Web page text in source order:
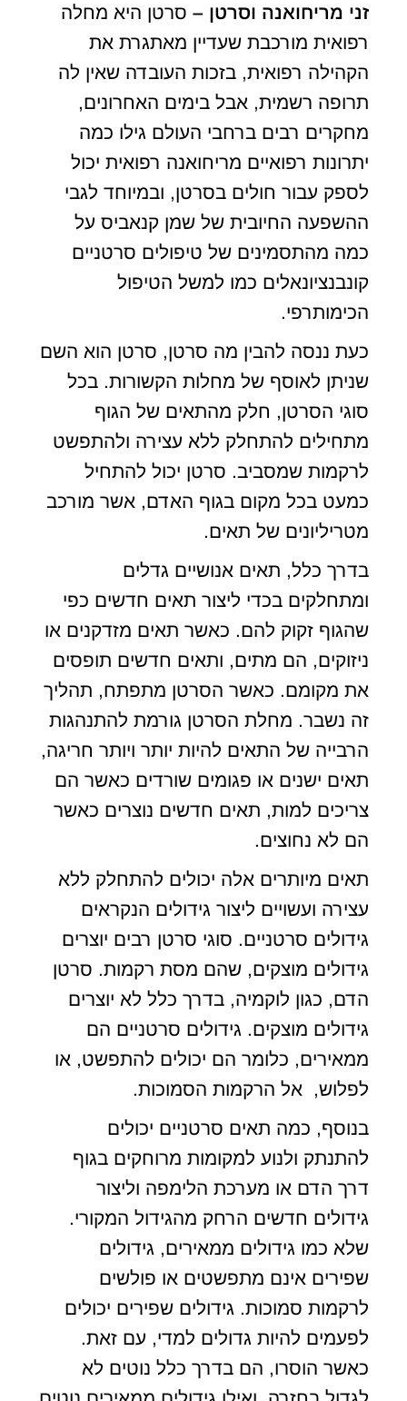
זני מריחואנה וסרטן – סרטן היא מחלה
רפואית מורכבת שעדיין מאתגרת את
הקהילה רפואית, בזכות העובדה שאין לה
תרופה רשמית, אבל בימים האחרונים,
מחקרים רבים ברחבי העולם גילו כמה
יתרונות רפואיים מריחואנה רפואית יכול
לספק עבור חולים בסרטן, ובמיוחד לגבי
ההשפעה החיובית של שמן קנאביס על
כמה מהתסמינים של טיפולים סרטניים
קונבנציונאלים כמו למשל הטיפול
הכימותרפי.
כעת ננסה להבין מה סרטן, סרטן הוא השם
שניתן לאוסף של מחלות הקשורות. בכל
סוגי הסרטן, חלק מהתאים של הגוף
מתחילים להתחלק ללא עצירה ולהתפשט
לרקמות שמסביב. סרטן יכול להתחיל
כמעט בכל מקום בגוף האדם, אשר מורכב
מטריליונים של תאים.
בדרך כלל, תאים אנושיים גדלים
ומתחלקים בכדי ליצור תאים חדשים כפי
שהגוף זקוק להם. כאשר תאים מזדקנים או
ניזוקים, הם מתים, ותאים חדשים תופסים
את מקומם. כאשר הסרטן מתפתח, תהליך
זה נשבר. מחלת הסרטן גורמת להתנהגות
הרבייה של התאים להיות יותר ויותר חריגה,
תאים ישנים או פגומים שורדים כאשר הם
צריכים למות, תאים חדשים נוצרים כאשר
הם לא נחוצים.
תאים מיותרים אלה יכולים להתחלק ללא
עצירה ועשויים ליצור גידולים הנקראים
גידולים סרטניים. סוגי סרטן רבים יוצרים
גידולים מוצקים, שהם מסת רקמות. סרטן
הדם, כגון לוקמיה, בדרך כלל לא יוצרים
גידולים מוצקים. גידולים סרטניים הם
ממאירים, כלומר הם יכולים להתפשט, או
לפלוש, אל הרקמות הסמוכות.
בנוסף, כמה תאים סרטניים יכולים
להתנתק ולנוע למקומות מרוחקים בגוף
דרך הדם או מערכת הלימפה וליצור
גידולים חדשים הרחק מהגידול המקורי.
שלא כמו גידולים ממאירים, גידולים
שפירים אינם מתפשטים או פולשים
לרקמות סמוכות. גידולים שפירים יכולים
לפעמים להיות גדולים למדי, עם זאת.
כאשר הוסרו, הם בדרך כלל נוטים לא